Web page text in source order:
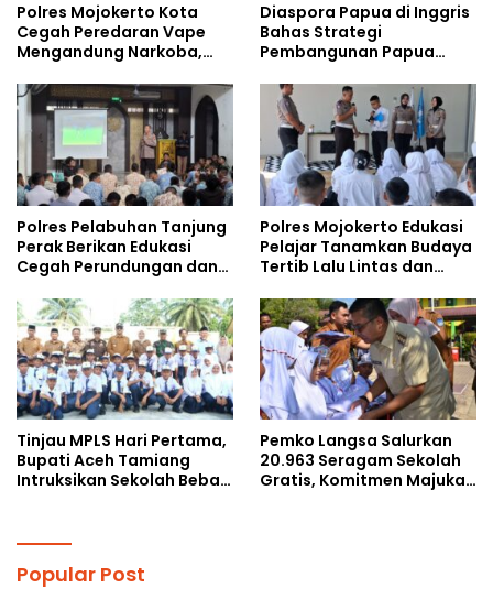
Polres Mojokerto Kota
Cegah Peredaran Vape
Mengandung Narkoba,
Kalangan Remaja
Diaspora Papua di Inggris
Bahas Strategi
Pembangunan Papua
Doktoral Internasional
Polres Pelabuhan Tanjung
Perak Berikan Edukasi
Cegah Perundungan dan
kepada Pelajar MPLS
Polres Mojokerto Edukasi
Pelajar Tanamkan Budaya
Tertib Lalu Lintas dan
Tinjau MPLS Hari Pertama,
Bupati Aceh Tamiang
Intruksikan Sekolah Bebas
Pemko Langsa Salurkan
20.963 Seragam Sekolah
Gratis, Komitmen Majukan
Popular Post